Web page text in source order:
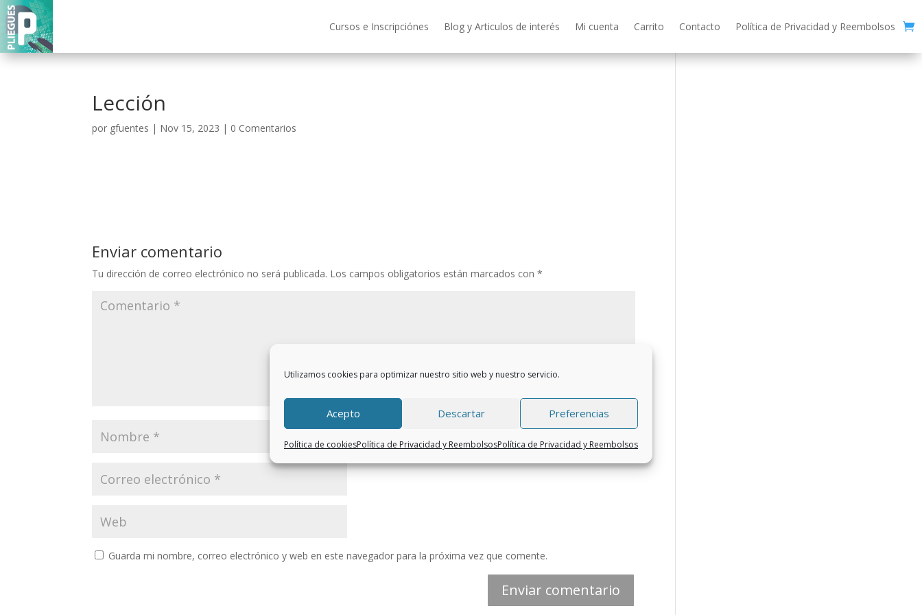
Utilizamos cookies para optimizar nuestro sitio web y nuestro servicio.
Acepto Descartar Preferencias
Política de cookiesPolítica de Privacidad y ReembolsosPolítica de Privacidad y Reembolsos
Cursos e Inscripciónes Blog y Articulos de interés Mi cuenta Carrito Contacto Política de Privacidad y Reembolsos
Lección
por gfuentes | Nov 15, 2023 | 0 Comentarios
Enviar comentario
Tu dirección de correo electrónico no será publicada. Los campos obligatorios están marcados con*
Guarda mi nombre, correo electrónico y web en este navegador para la próxima vez que comente.